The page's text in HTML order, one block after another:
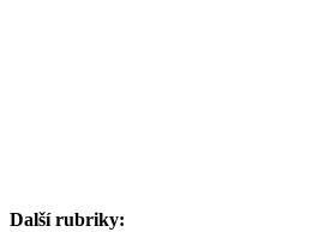
Další rubriky: